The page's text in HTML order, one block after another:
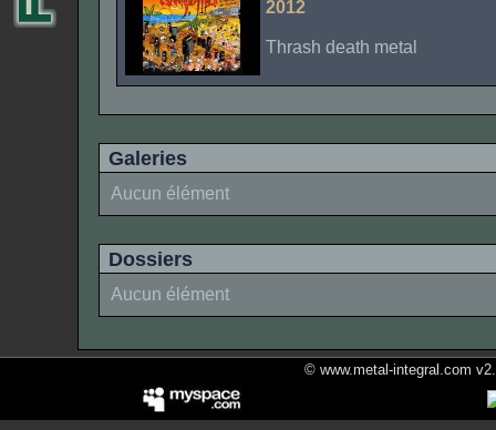
2012
Thrash death metal
Galeries
Aucun élément
Dossiers
Aucun élément
© www.metal-integral.com